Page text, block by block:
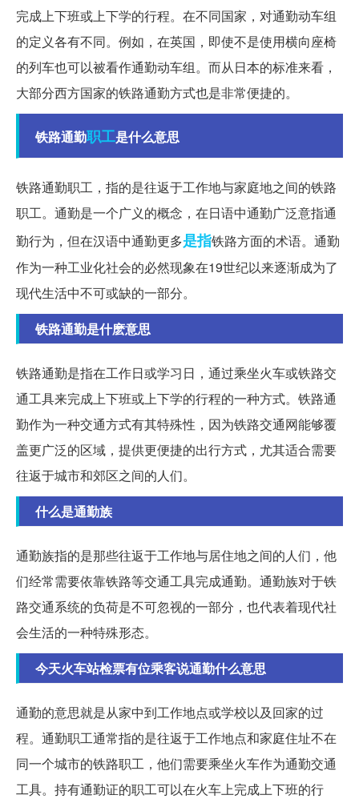
完成上下班或上下学的行程。在不同国家，对通勤动车组
的定义各有不同。例如，在英国，即使不是使用横向座椅
的列车也可以被看作通勤动车组。而从日本的标准来看，
大部分西方国家的铁路通勤方式也是非常便捷的。
铁路通勤职工是什么意思
铁路通勤职工，指的是往返于工作地与家庭地之间的铁路
职工。通勤是一个广义的概念，在日语中通勤广泛意指通
勤行为，但在汉语中通勤更多是指铁路方面的术语。通勤
作为一种工业化社会的必然现象在19世纪以来逐渐成为了
现代生活中不可或缺的一部分。
铁路通勤是什麽意思
铁路通勤是指在工作日或学习日，通过乘坐火车或铁路交
通工具来完成上下班或上下学的行程的一种方式。铁路通
勤作为一种交通方式有其特殊性，因为铁路交通网能够覆
盖更广泛的区域，提供更便捷的出行方式，尤其适合需要
往返于城市和郊区之间的人们。
什么是通勤族
通勤族指的是那些往返于工作地与居住地之间的人们，他
们经常需要依靠铁路等交通工具完成通勤。通勤族对于铁
路交通系统的负荷是不可忽视的一部分，也代表着现代社
会生活的一种特殊形态。
今天火车站检票有位乘客说通勤什么意思
通勤的意思就是从家中到工作地点或学校以及回家的过
程。通勤职工通常指的是往返于工作地点和家庭住址不在
同一个城市的铁路职工，他们需要乘坐火车作为通勤交通
工具。持有通勤证的职工可以在火车上完成上下班的行